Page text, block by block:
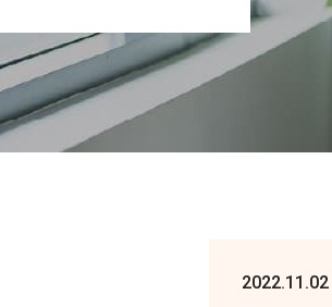
2022.11.02